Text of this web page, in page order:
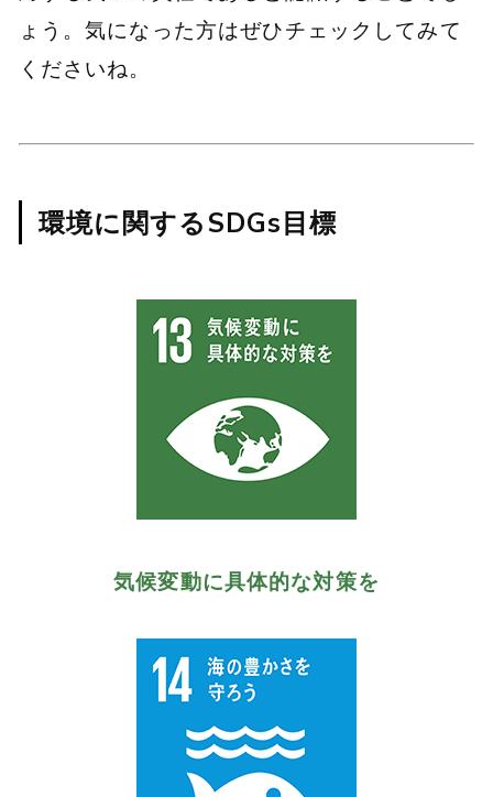
ょう。気になった方はぜひチェックしてみて
くださいね。
環境に関するSDGs目標
気候変動に具体的な対策を